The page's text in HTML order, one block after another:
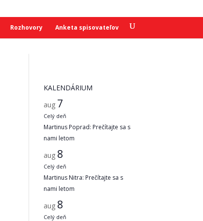
Rozhovory Anketa spisovateľov
KALENDÁRIUM
aug 7
Celý deň
Martinus Poprad: Prečítajte sa s
nami letom
aug 8
Celý deň
Martinus Nitra: Prečítajte sa s
nami letom
aug 8
Celý deň